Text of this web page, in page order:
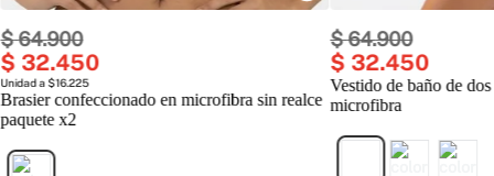
$64.900
$ 32.450
Unidad a $16.225
Brasier confeccionado en microfibra sin realce
paquete x2
$64.900
$ 32.450
Vestido de baño de
microfibra